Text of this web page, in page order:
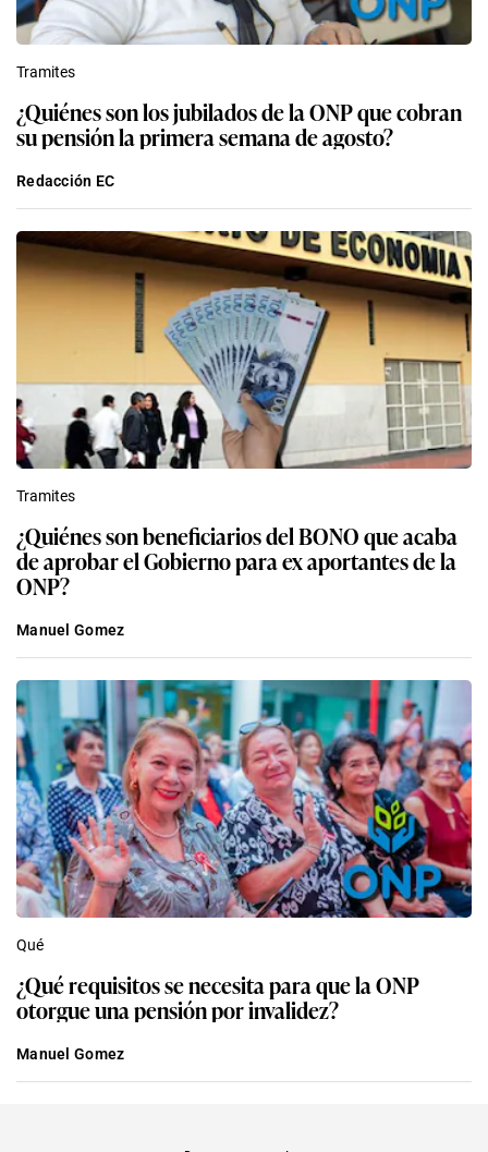
Tramites
¿Quiénes son los jubilados de la ONP que cobran
su pensión la primera semana de agosto?
Redacción EC
Tramites
¿Quiénes son beneficiarios del BONO que acaba
de aprobar el Gobierno para ex aportantes de la
ONP?
Manuel Gomez
Qué
¿Qué requisitos se necesita para que la ONP
otorgue una pensión por invalidez?
Manuel Gomez